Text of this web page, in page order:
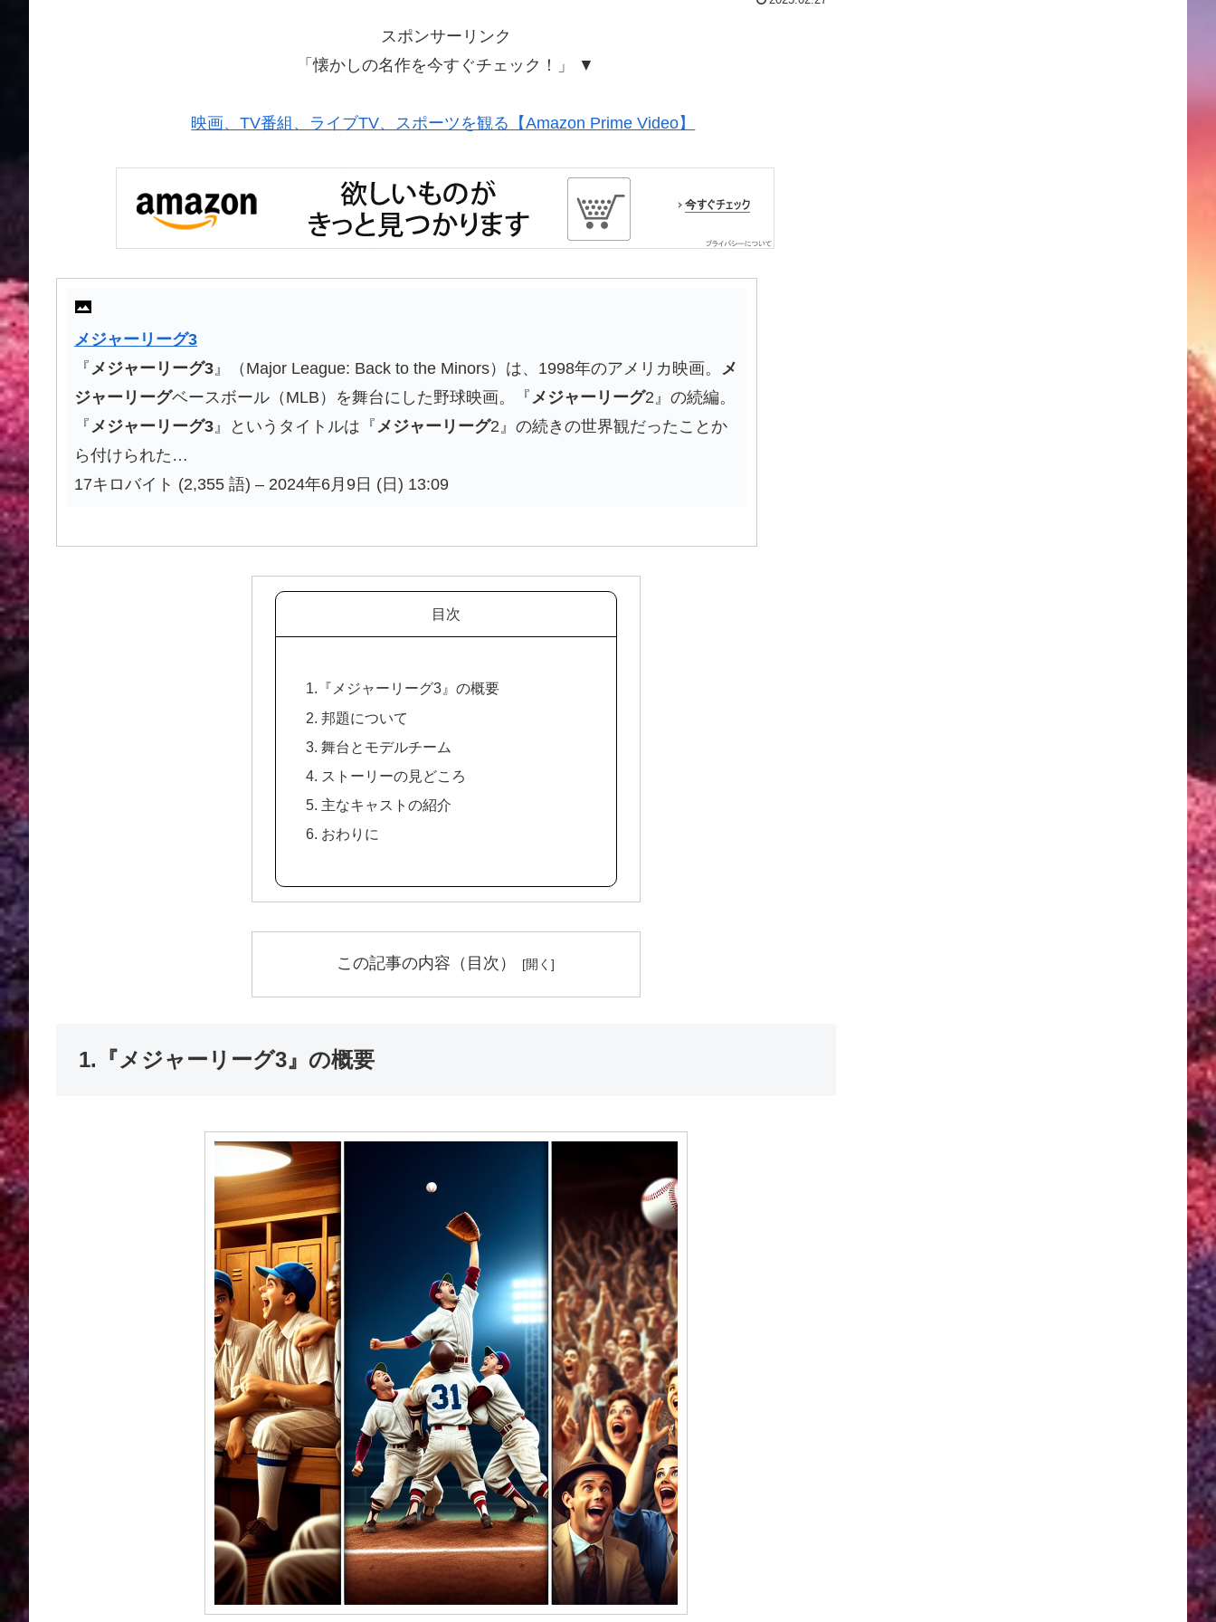
スポンサーリンク
「懐かしの名作を今すぐチェック！」 ▼
映画、TV番組、ライブTV、スポーツを観る【Amazon Prime Video】
メジャーリーグ3
『メジャーリーグ3』（Major League: Back to the Minors）は、1998年のアメリカ映画。 メ
ジャーリーグベースボール（MLB）を舞台にした野球映画。『メジャーリーグ2』の続編。
『メジャーリーグ3』というタイトルは『メジャーリーグ2』の続きの世界観だったことか
ら付けられた…
17キロバイト (2,355 語) – 2024年6月9日 (日) 13:09
目次
1.『メジャーリーグ3』の概要
2. 邦題について
3. 舞台とモデルチーム
4. ストーリーの見どころ
5. 主なキャストの紹介
6. おわりに
この記事の内容（目次）
1.『メジャーリーグ3』の概要